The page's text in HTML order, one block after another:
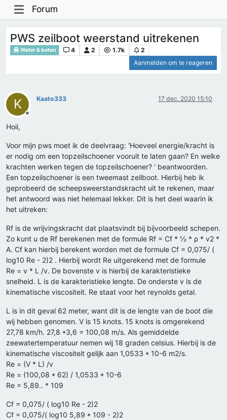
Forum
PWS zeilboot weerstand uitrekenen
Water & boten 4 2 1.7k
2
Aanmelden om te reageren
K
Offline
Kaato333 17 dec. 2020 15:10
Hoii,
Voor mijn pws moet ik de deelvraag: 'Hoeveel energie/kracht is
er nodig om een topzeilschoener vooruit te laten gaan? En welke
krachten werken tegen de topzeilschoener? ' beantwoorden.
Een topzeilschoener is een tweemast zeilboot. Hierbij heb ik
geprobeerd de scheepsweerstandskracht uit te rekenen, maar
het antwoord was niet helemaal lekker. Dit is het deel waarin ik
het uitreken:
Rf is de wrijvingskracht dat plaatsvindt bij bijvoorbeeld schepen.
Zo kunt u de Rf berekenen met de formule Rf = Cf * ½ * ρ * v2 *
A. Cf kan hierbij berekent worden met de formule Cf = 0,075/ (
log10 Re - 2)2 . Hierbij wordt Re uitgerekend met de formule
Re = v * L /v. De bovenste v is hierbij de karakteristieke
snelheid. L is de karakteristieke lengte. De onderste v is de
kinematische viscositeit. Re staat voor het reynolds getal.
L is in dit geval 62 meter, want dit is de lengte van de boot die
wij hebben genomen. V is 15 knots. 15 knots is omgerekend
27,78 km/h. 27,8 *3,6 = 100,08 m/s. Als gemiddelde
zeewatertemperatuur nemen wij 18 graden celsius. Hierbij is de
kinematische viscositeit gelijk aan 1,0533 * 10-6 m2/s.
Re = (V * L) /v
Re = (100,08 * 62) / 1,0533 * 10-6
Re = 5,89.. * 109
Cf = 0,075/ ( log10 Re - 2)2
Cf = 0,075/( log10 5,89 * 109 - 2)2